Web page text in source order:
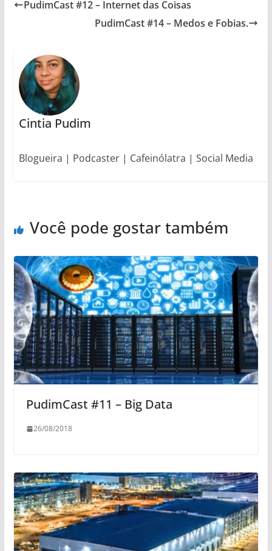
PudimCast #12 – Internet das Coisas
PudimCast #14 – Medos e Fobias.
Cintia Pudim
Blogueira | Podcaster | Cafeinólatra | Social Media
Você pode gostar também
PudimCast #11 – Big Data
26/08/2018